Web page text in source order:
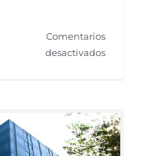
Comentarios
desactivadosen
y